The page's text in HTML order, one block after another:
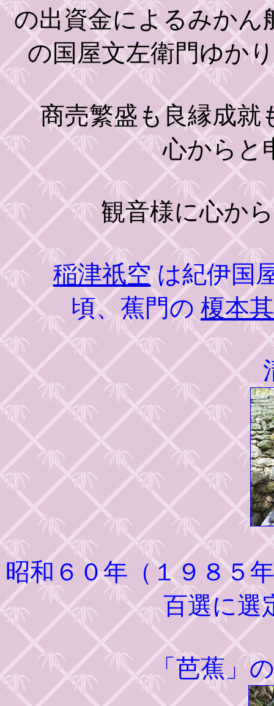
の出資金によるみかん
の国屋文左衛門ゆか
商売繁盛も良縁成就
心からと
観音様に心から
稲津祇空は紀伊国
頃、蕉門の 榎本
昭和６０年（１９８５
百選に選
「芭蕉」